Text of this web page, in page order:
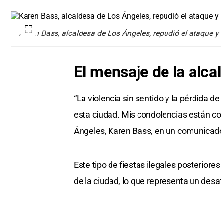
Karen Bass, alcaldesa de Los Ángeles, repudió el ataque
El mensaje de la
“La violencia sin sentido y la pérdida
esta ciudad. Mis condolencias están
Ángeles, Karen Bass, en un
Este tipo de fiestas ilegales
de la ciudad, lo que representa un